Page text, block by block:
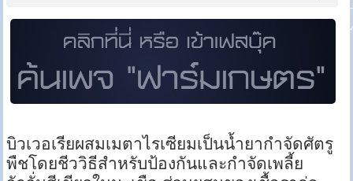
บิวเวอเรียผสมเมตาไรเซียมเป็นน้ำยากำจัดศัตรู
พืชโดยชีววิธีสำหรับป้องกันและกำจัดเพลี้ย